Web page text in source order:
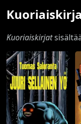
Kuoriaiskirjat